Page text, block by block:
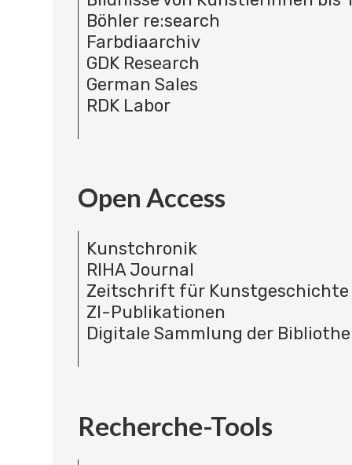
Böhler re:search
Farbdiaarchiv
GDK Research
German Sales
RDK Labor
Open Access
Kunstchronik
RIHA Journal
Zeitschrift für Kunstgeschichte
ZI-Publikationen
Digitale Sammlung der
Recherche-Tools